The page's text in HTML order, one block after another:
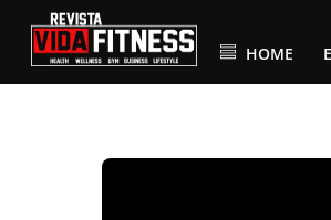
content
HOME